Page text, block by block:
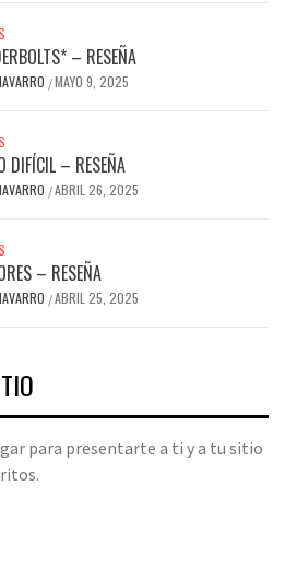
– RESEÑA
/MAYO 9, 2025
DIFÍCIL – RESEÑA
/ABRIL 26, 2025
– RESEÑA
/ABRIL 25, 2025
para presentarte a ti y a tu sitio